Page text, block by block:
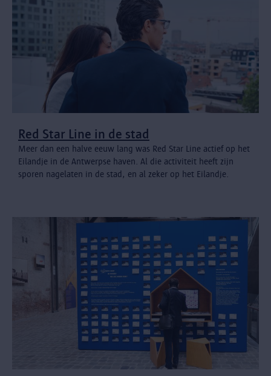
Red Star Line in de stad
Meer dan een halve eeuw lang was Red Star Line actief op het
Eilandje in de Antwerpse haven. Al die activiteit heeft zijn
sporen nagelaten in de stad, en al zeker op het Eilandje.